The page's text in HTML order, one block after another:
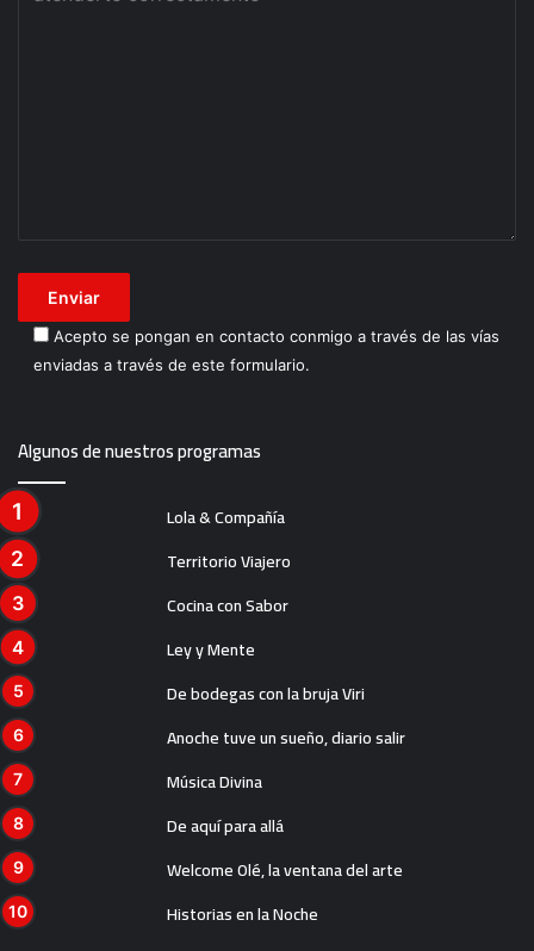
Acepto se pongan en contacto conmigo a través de las vías
enviadas a través de este formulario.
Algunos de nuestros programas
Lola & Compañía
Territorio Viajero
Cocina con Sabor
Ley y Mente
De bodegas con la bruja Viri
Anoche tuve un sueño, diario salir
Música Divina
De aquí para allá
Welcome Olé, la ventana del arte
Historias en la Noche